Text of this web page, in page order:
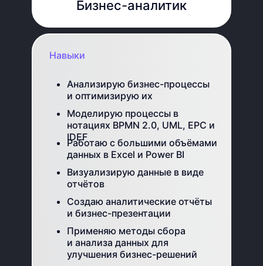
Навыки
Бизнес-аналитик
Анализирую бизнес-процессы
и оптимизирую их
Моделирую процессы в
нотациях BPMN 2.0, UML, EPC и
IDEF
Работаю с большими объёмами
данных в Excel и Power BI
Визуализирую данные в виде
отчётов
Создаю аналитические отчёты
и бизнес-презентации
Применяю методы сбора
и анализа данных для
улучшения бизнес-решений